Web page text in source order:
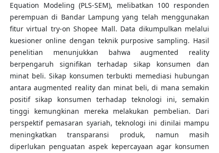
Equation Modeling (PLS-SEM), melibatkan 100 responden
perempuan di Bandar Lampung yang telah menggunakan
fitur virtual try-on Shopee Mall. Data dikumpulkan melalui
kuesioner online dengan teknik purposive sampling. Hasil
penelitian menunjukkan bahwa augmented reality
berpengaruh signifikan terhadap sikap konsumen dan
minat beli. Sikap konsumen terbukti memediasi hubungan
antara augmented reality dan minat beli, di mana semakin
positif sikap konsumen terhadap teknologi ini, semakin
tinggi kemungkinan mereka melakukan pembelian. Dari
perspektif pemasaran syariah, teknologi ini dinilai mampu
meningkatkan transparansi produk, namun masih
diperlukan penguatan aspek kepercayaan agar konsumen